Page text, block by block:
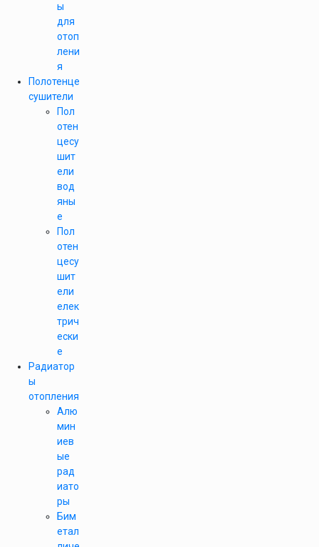
ы
для
отоп
лени
я
Полотенце
сушители
Пол
отен
цесу
шит
ели
вод
яны
е
Пол
отен
цесу
шит
ели
елек
трич
ески
е
Радиатор
ы
отопления
Алю
мин
иев
ые
рад
иато
ры
Бим
етал